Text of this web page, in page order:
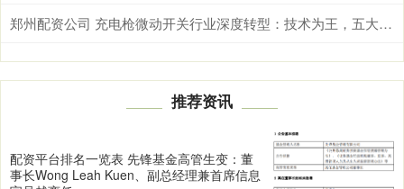
郑州配资公司 充电枪微动开关行业深度转型：技术为王，五大服务商谁主沉浮?
推荐资讯
配资平台排名一览表 先锋基金高管生变：董
事长Wong Leah Kuen、副总经理兼首席信息